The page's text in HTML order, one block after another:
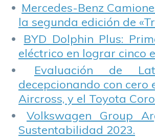
Mercedes-Benz
la segunda edición de
BYD Dolphin Plus:
eléctrico en lograr cinco
Evaluación de
decepcionando con cero
Aircross, y el Toyota
Volkswagen Group
Sustentabilidad 2023.